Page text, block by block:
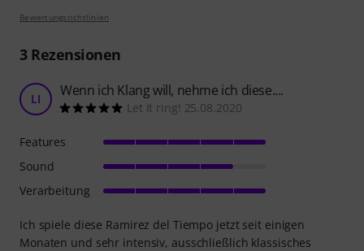
Bewertungsrichtlinien
3Rezensionen
LI Wenn ich Klang will, nehme ich diese....
Let it ring! 25.08.2020
Ich spiele diese Ramirez del Tiempo jetzt seit einigen
Monaten und sehr intensiv, ausschließlich klassisches
Features
Sound
Verarbeitung